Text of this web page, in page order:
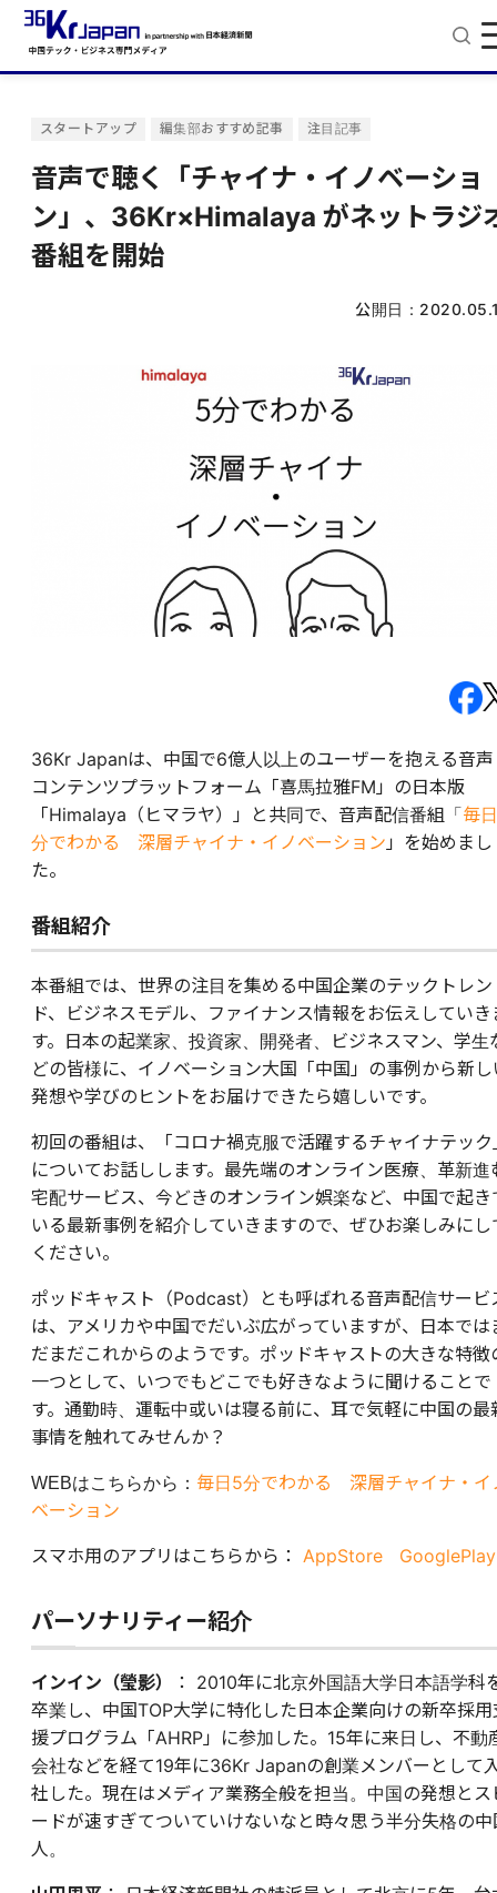
スタートアップ 編集部おすすめ記事 注目記事
音声で聴く「チャイナ・イノベーショ
ン」、36Kr×Himalaya がネットラジ
番組を開始
公開日：
36Kr Japanは、中国で6億人以上のユーザーを抱える音声
コンテンツプラットフォーム「喜馬拉雅FM」の日本版
「Himalaya（ヒマラヤ）」と共同で、音声配信番組「毎
分でわかる 深層チャイナ・イノベーション」を始めまし
た。
番組紹介
本番組では、世界の注目を集める中国企業のテックトレン
ド、ビジネスモデル、ファイナンス情報をお伝えしていき
す。日本の起業家、投資家、開発者、ビジネスマン、学生
どの皆様に、イノベーション大国「中国」の事例から新し
発想や学びのヒントをお届けできたら嬉しいです。
初回の番組は、「コロナ禍克服で活躍するチャイナテック
についてお話しします。最先端のオンライン医療、革新進
宅配サービス、今どきのオンライン娯楽など、中国で起き
いる最新事例を紹介していきますので、ぜひお楽しみにし
ください。
ポッドキャスト（Podcast）とも呼ばれる音声配信サービ
は、アメリカや中国でだいぶ広がっていますが、日本では
だまだこれからのようです。ポッドキャストの大きな特徴
一つとして、いつでもどこでも好きなように聞けることで
す。通勤時、運転中或いは寝る前に、耳で気軽に中国の最
事情を触れてみせんか？
WEBはこちらから： 毎日5分でわかる 深層チャイナ・イ
ベーション
スマホ用のアプリはこちらから： AppStore GooglePlay
パーソナリティー紹介
インイン（瑩影）
： 2010年に北京外国語大学日本語学科
卒業し、中国TOP大学に特化した日本企業向けの新卒採用
援プログラム「AHRP」に参加した。15年に来日し、不動
会社などを経て19年に36Kr Japanの創業メンバーとして
社した。現在はメディア業務全般を担当。中国の発想とス
ードが速すぎてついていけないなと時々思う半分失格の中
人。